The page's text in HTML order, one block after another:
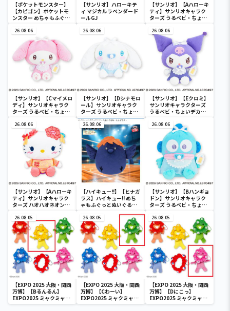
【ポケットモンスター】
【カビゴン】ポケットモ
ンスター めちゃもふぐっ
ぐるみ～カビゴン～
【サンリオ】ハローキテ
ィ マジカルラベンダード
ールGJ
【サンリオ】【Aハローキ
ティ】サンリオキャラク
ターズ うるベビ・ちょい
26.08.06
【サンリオ】【Cマイメロ
ディ】サンリオキャラク
ターズ うるベビ・ちょい
26.08.06
【サンリオ】【Dシナモロ
ール】サンリオキャラク
ターズ うるベビ・ちょい
デカドール
26.08.06
【サンリオ】【Eクロミ】
サンリオキャラクターズ
うるベビ・ちょいデカド
26.08.06
【サンリオ】【Aハローキ
ティ】サンリオキャラク
ターズ ハオハオネオンタ
26.08.06
【ハイキュー!!】【ヒナガ
ラス】ハイキュー!! めち
ゃもふぐっとぬいぐるみ
26.08.06
【サンリオ】【Bハンギョ
ドン】サンリオキャラク
ターズ うるベビ・ちょい
26.08.05
【EXPO 2025 大阪・関西
万博】【Bるんるん】
EXPO2025 ミャクミャク
カラフルゴム紐付きぬい
26.08.05
【EXPO 2025 大阪・関西
万博】【Cわーい】
EXPO2025 ミャクミャク
カラフルゴム紐付きぬい
26.08.05
【EXPO 2025 大阪・関西
万博】【Dにこっ】
EXPO2025 ミャクミャク
カラフルゴム紐付きぬい